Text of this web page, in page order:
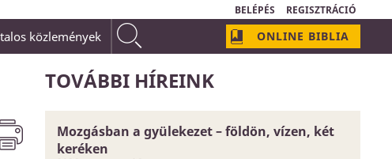
BELÉPÉS REGISZTRÁCIÓ
homályos és bizonytalan dolog;Isten szeretetének neve van:
közlemények ONLINE BIBLIA
TOVÁBBI HÍREINK
Mozgásban a gyülekezet – földön, vízen, két
keréken